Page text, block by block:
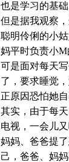
也是学习的基础
但是据我观察
聪明伶俐的小
妈平时负责小
可是面对每天
了，要求睡觉
正原因恐怕她自
其实，由于每
电视，一会儿
妈妈、爸爸提
己，爸爸、妈